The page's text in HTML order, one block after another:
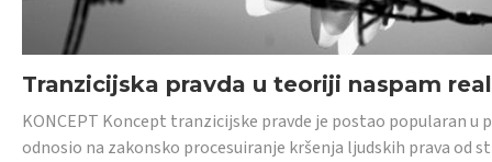
Tranzicijska pravda u teoriji naspam
KONCEPT Koncept tranzicijske pravde je postao popularan
odnosio na zakonsko procesuiranje kršenja ljudskih prava